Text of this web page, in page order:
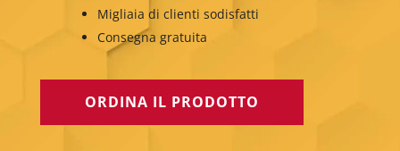
Migliaia di clienti sodisfatti
Consegna gratuita
ORDINA IL PRODOTTO